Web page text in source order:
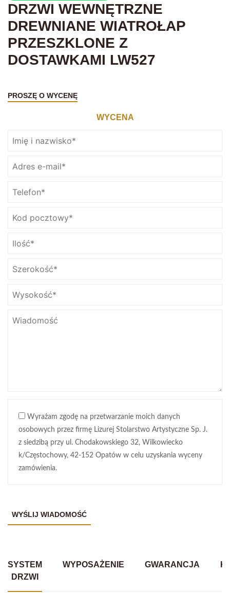
DRZWI WEWNĘTRZNE
DREWNIANE WIATROŁAP
PRZESZKLONE Z
DOSTAWKAMI LW527
PROSZĘ O WYCENĘ
WYCENA
Wyrażam zgodę na przetwarzanie moich danych
osobowych przez firmę Lizurej Stolarstwo Artystyczne Sp. J.
z siedzibą przy ul. Chodakowskiego 32, Wilkowiecko
k/Częstochowy, 42-152 Opatów w celu uzyskania wyceny
zamówienia.
SYSTEM
DRZWI
WYPOSAŻENIE GWARANCJA